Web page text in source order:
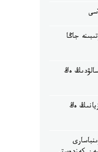
جاڭا
ەڭ
ەڭ